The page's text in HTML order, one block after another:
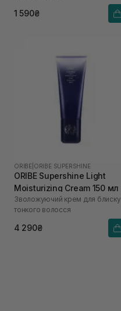
1 590₴
ORIBE ORIBE SUPERSHINE
ORIBE Supershine Light
Moisturizing Cream 150 мл
Зволожуючий крем для блиску
тонкого волосся
4 290₴